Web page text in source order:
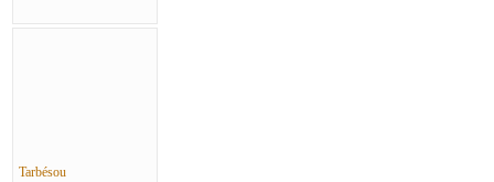
Tarbésou